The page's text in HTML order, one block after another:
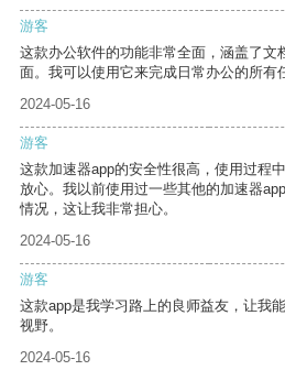
游客
这款办公软件的功能非常全面，涵盖了文
面。我可以使用它来完成日常办公的所有
2024-05-16
游客
这款加速器app的安全性很高，使用过程
放心。我以前使用过一些其他的加速器
情况，这让我非常担心。
2024-05-16
游客
这款app是我学习路上的良师益友，让我
视野。
2024-05-16